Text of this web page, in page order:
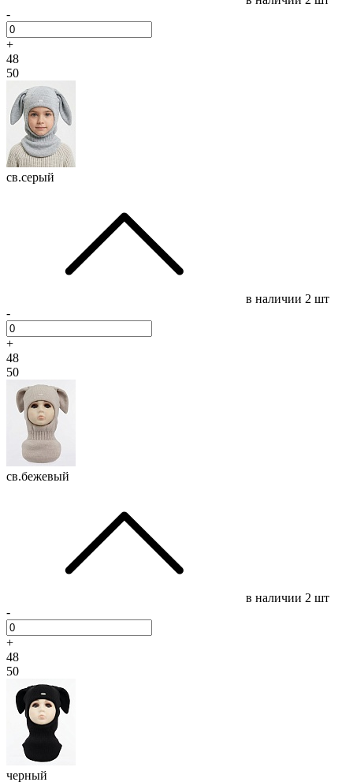
-
+
48
50
св.серый
в наличии 2 шт
-
+
48
50
св.бежевый
в наличии 2 шт
-
+
48
50
черный